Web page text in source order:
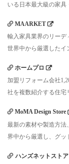
いる日本最大級の家具
MAARKET
輸入家具業界のリーデ
世界中から厳選したイ
ホームプロ
加盟リフォーム会社
社を複数紹介する住宅
MoMA Design Store
最新の素材や製造方法
界中から厳選し、グッ
ハンズネットストア